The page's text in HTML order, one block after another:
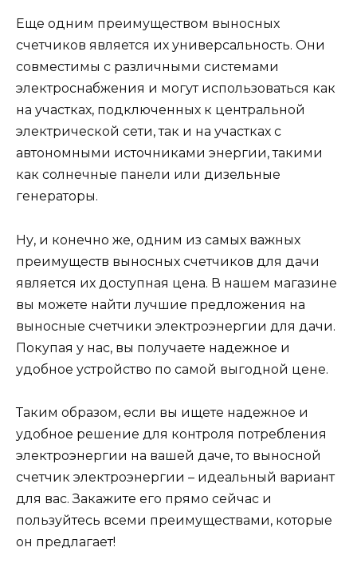
Еще одним преимуществом выносных
счетчиков является их универсальность. Они
совместимы с различными системами
электроснабжения и могут использоваться как
на участках, подключенных к центральной
электрической сети, так и на участках с
автономными источниками энергии, такими
как солнечные панели или дизельные
генераторы.
Ну, и конечно же, одним из самых важных
преимуществ выносных счетчиков для дачи
является их доступная цена. В нашем магазине
вы можете найти лучшие предложения на
выносные счетчики электроэнергии для дачи.
Покупая у нас, вы получаете надежное и
удобное устройство по самой выгодной цене.
Таким образом, если вы ищете надежное и
удобное решение для контроля потребления
электроэнергии на вашей даче, то выносной
счетчик электроэнергии – идеальный вариант
для вас. Закажите его прямо сейчас и
пользуйтесь всеми преимуществами, которые
он предлагает!